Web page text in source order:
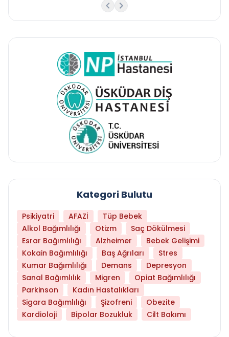
Kategori Bulutu
Psikiyatri AFAZİ
Tüp Bebek
Alkol Bağımlılığı
Otizm
Saç Dökülmesi
Esrar Bağımlılığı
Alzheimer
Bebek Gelişimi
Kokain Bağımlılığı
Baş Ağrıları
Stres
Kumar Bağımlılığı
Demans
Depresyon
Sanal Bağımlılık
Migren
Opiat Bağımlılığı
Parkinson
Kadın Hastalıkları
Sigara Bağımlılığı
Şizofreni
Obezite
Kardioloji
Bipolar Bozukluk Cilt Bakımı